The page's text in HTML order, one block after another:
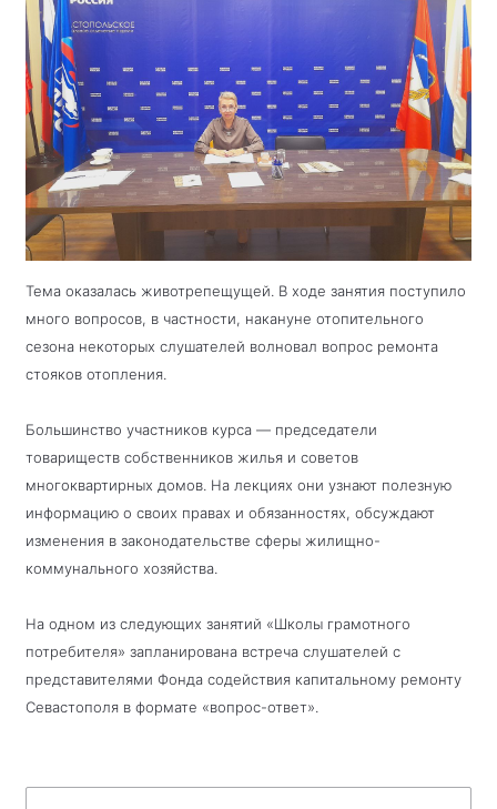
Тема оказалась животрепещущей. В ходе занятия поступило
много вопросов, в частности, накануне отопительного
сезона некоторых слушателей волновал вопрос ремонта
стояков отопления.
Большинство участников курса — председатели
товариществ собственников жилья и советов
многоквартирных домов. На лекциях они узнают полезную
информацию о своих правах и обязанностях, обсуждают
изменения в законодательстве сферы жилищно-
коммунального хозяйства.
На одном из следующих занятий «Школы грамотного
потребителя» запланирована встреча слушателей с
представителями Фонда содействия капитальному ремонту
Севастополя в формате «вопрос-ответ».